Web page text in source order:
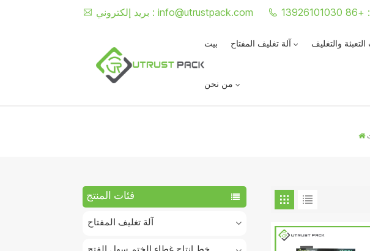
بريد إلكتروني : info@utrustpack.com
بيت آلة تغليف المفتاح والتغليف
من نحن
فئات المنتج
آلة تغليف المفتاح